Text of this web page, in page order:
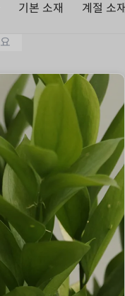
기본 소재 계절 소